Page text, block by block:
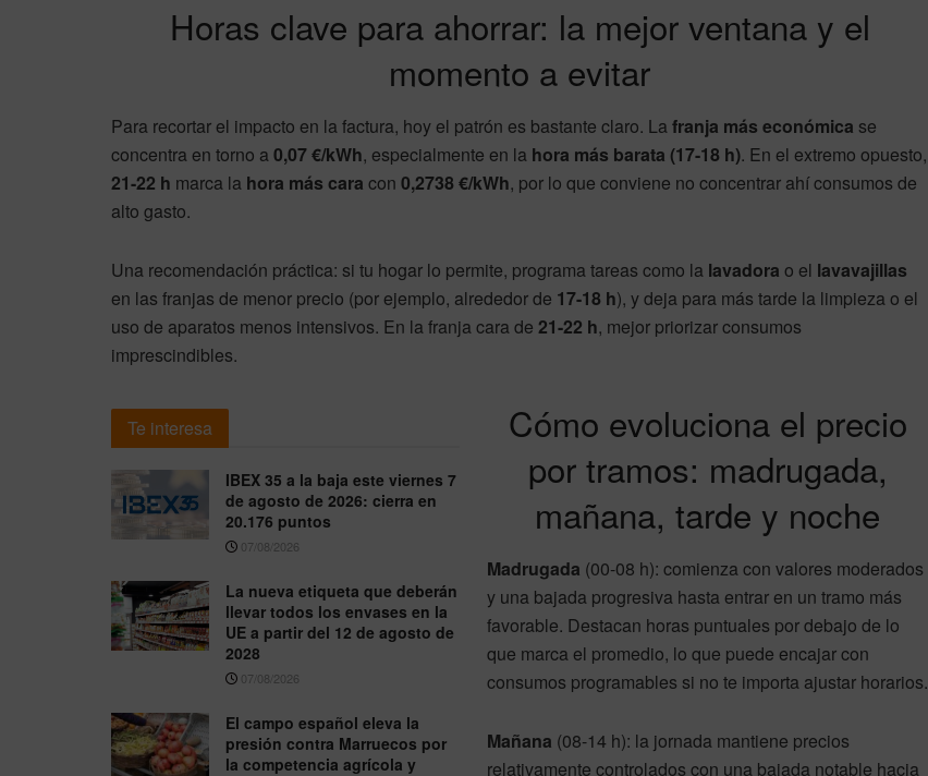
Horas clave para ahorrar: la mejor ventana y el
momento a evitar
Para recortar el impacto en la factura, hoy el patrón es bastante claro. Lafranja más económica se
concentra en torno a0,07 €/kWh, especialmente en la hora más barata (17-18 h). En el extremo opuesto,
21-22 h marca la hora más cara con 0,2738 €/kWh, por lo que conviene no concentrar ahí consumos de
alto gasto.
Una recomendación práctica: si tu hogar lo permite, programa tareas como la lavadora o el lavavajillas
en las franjas de menor precio (por ejemplo, alrededor de 17-18 h), y deja para más tarde la limpieza o el
uso de aparatos menos intensivos. En la franja cara de 21-22 h, mejor priorizar consumos
imprescindibles.
Te interesa
IBEX 35 a la baja este viernes 7
de agosto de 2026: cierra en
20.176 puntos
07/08/2026
La nueva etiqueta que deberán
llevar todos los envases en la
UE a partir del 12 de agosto de
2028
07/08/2026
El campo español eleva la
presión contra Marruecos por
la competencia agrícola y
Cómo evoluciona el precio
por tramos: madrugada,
mañana, tarde y noche
Madrugada (00-08 h): comienza con valores moderados
y una bajada progresiva hasta entrar en un tramo más
favorable. Destacan horas puntuales por debajo de lo
que marca el promedio, lo que puede encajar con
consumos programables si no te importa ajustar horarios.
Mañana (08-14 h): la jornada mantiene precios
relativamente controlados con una bajada notable hacia